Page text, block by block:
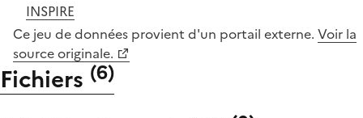
INSPIRE
Ce jeu de données provient d'un portail externe. Voir la
source originale.
Fichiers (6)